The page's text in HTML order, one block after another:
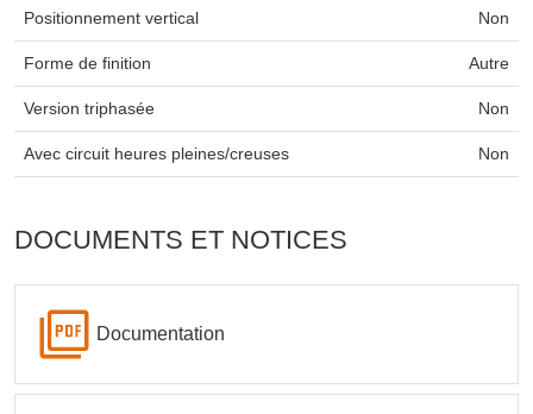
Positionnement vertical Non
Forme de finition Autre
Version triphasée Non
Avec circuit heures pleines/creuses Non
DOCUMENTS ET NOTICES
Documentation